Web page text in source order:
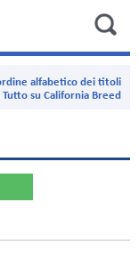
alfabetico dei titoli
Tutto su California Breed